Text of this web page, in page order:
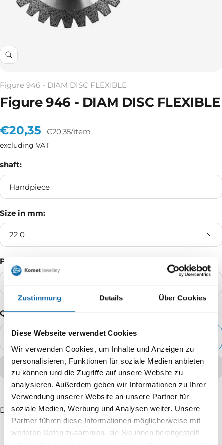
Zustimmung Details Über Cookies
Diese Webseite verwendet Cookies
Wir verwenden Cookies, um Inhalte und Anzeigen zu
personalisieren, Funktionen für soziale Medien anbieten
zu können und die Zugriffe auf unsere Website zu
analysieren. Außerdem geben wir Informationen zu Ihrer
Verwendung unserer Website an unsere Partner für
soziale Medien, Werbung und Analysen weiter. Unsere
Partner führen diese Informationen möglicherweise mit
weiteren Daten zusammen, die Sie ihnen bereitgestellt
Zoom
Figure 946 - DIAM DISC FLEXIBLE
Figure 946 - DIAM DISC FLEXIBLE
Sale
price
€20,35 €20,35/item
excluding VAT
shaft:
Handpiece
Size in mm:
22.0
Packaging Unit:
1% stand
Quantity
Delivery time: 2 - 5 working days